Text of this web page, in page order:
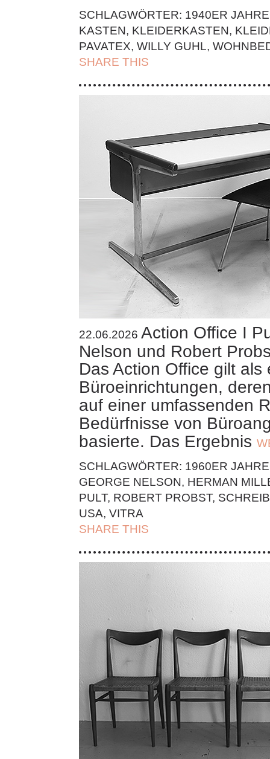
SCHLAGWÖRTER: 1940ER JAHRE
KASTEN, KLEIDERKASTEN,
PAVATEX, WILLY GUHL,
SHARE THIS
22.06.2026 Action Office I
Nelson und Robert
Das Action Office gilt als
Büroeinrichtungen,
auf einer umfassenden
Bedürfnisse von
basierte. Das Ergebnis
SCHLAGWÖRTER: 1960ER JAHRE
GEORGE NELSON, HERMAN
PULT, ROBERT PROBST,
USA, VITRA
SHARE THIS